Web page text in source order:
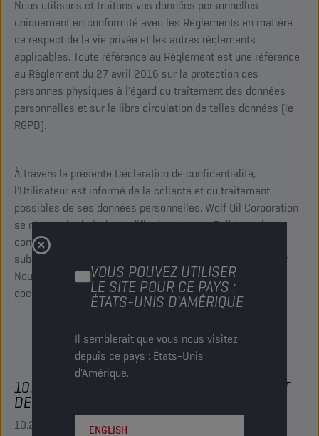
VOUS POUVEZ UTILISER
LE SITE POUR CE PAYS :
ÉTATS-UNIS D'AMÉRIQUE
Il semblerait que vous nous visitez
depuis ce pays : États-Unis
d'Amérique.
ENGLISH
Nous utilisons et traitons vos données personnelles
uniquement en conformité avec les Règlements en matière
de respect de la vie privée et les autres règlements
applicables. Toute référence au Règlement est une référence
au Règlement du 27 avril 2016 sur la protection des
personnes physiques à l'égard du traitement des données
personnelles et sur la libre circulation de telles données (le
RGPD).
À travers la présente Déclaration de confidentialité,
l'Utilisateur est informé de la collecte et du traitement
possibles de ses données personnelles. Wolf Oil Corporation
se réserve le droit de modifier la présente Politique de
confidentialité à tout moment. Toute modification
substantielle sera clairement communiquée à l'Utilisateur.
Nous conseillons à l'Utilisateur de consulter le présent
document régulièrement.
10.2 QUI EST RESPONSABLE DU TRAITEMENT
DES DONNÉES PERSONNELLES ?
10.2.1 RESPONSABLE Du TRAITEMENT